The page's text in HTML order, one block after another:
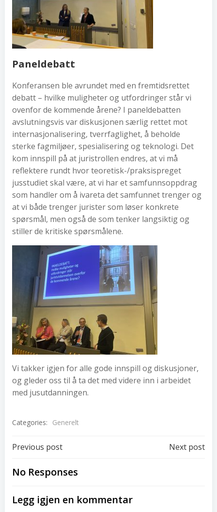
Paneldebatt
Konferansen ble avrundet med en fremtidsrettet
debatt – hvilke muligheter og utfordringer står vi
ovenfor de kommende årene? I paneldebatten
avslutningsvis var diskusjonen særlig rettet mot
internasjonalisering, tverrfaglighet, å beholde
sterke fagmiljøer, spesialisering og teknologi. Det
kom innspill på at juristrollen endres, at vi må
reflektere rundt hvor teoretisk-/praksispreget
jusstudiet skal være, at vi har et samfunnsoppdrag
som handler om å ivareta det samfunnet trenger og
at vi både trenger jurister som løser konkrete
spørsmål, men også de som tenker langsiktig og
stiller de kritiske spørsmålene.
Vi takker igjen for alle gode innspill og diskusjoner,
og gleder oss til å ta det med videre inn i arbeidet
med jusutdanningen.
Categories: Generelt
Post
navigation
Previous post Next post
No Responses
Legg igjen en kommentar